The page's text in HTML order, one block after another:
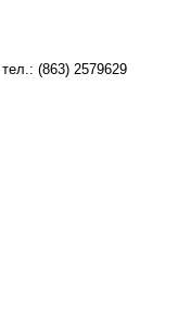
(863) 2579629